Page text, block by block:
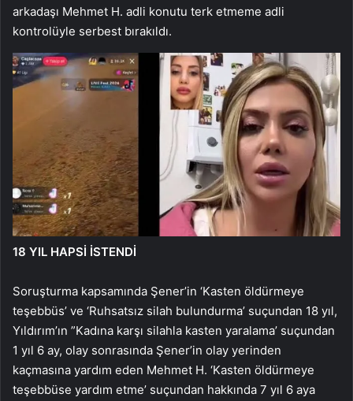
arkadaşı Mehmet H. adli konutu terk etmeme adli
kontrolüyle serbest bırakıldı.
18 YIL HAPSİ İSTENDİ
Soruşturma kapsamında Şener’in ‘Kasten öldürmeye
teşebbüs’ ve ‘Ruhsatsız silah bulundurma’ suçundan 18 yıl,
Yıldırım’ın ”Kadına karşı silahla kasten yaralama’ suçundan
1 yıl 6 ay, olay sonrasında Şener’in olay yerinden
kaçmasına yardım eden Mehmet H. ‘Kasten öldürmeye
teşebbüse yardım etme’ suçundan hakkında 7 yıl 6 aya